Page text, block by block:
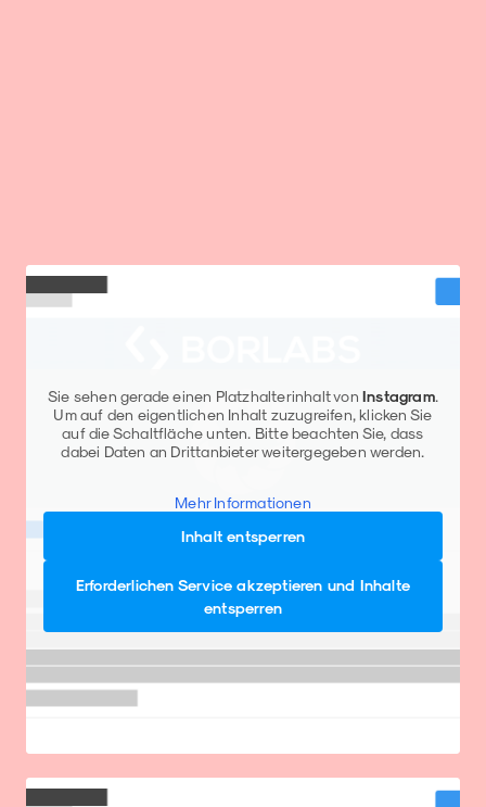
Sie sehen gerade einen Platzhalterinhalt von Instagram.
Um auf den eigentlichen Inhalt zuzugreifen, klicken Sie
auf die Schaltfläche unten. Bitte beachten Sie, dass
dabei Daten an Drittanbieter weitergegeben werden.
Mehr Informationen
Inhalt entsperren
Erforderlichen Service akzeptieren und Inhalte
entsperren